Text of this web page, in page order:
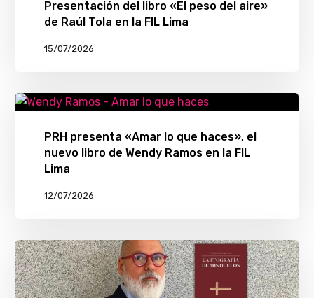
Presentación del libro «El peso del aire»
de Raúl Tola en la FIL Lima
15/07/2026
PRH presenta «Amar lo que haces», el
nuevo libro de Wendy Ramos en la FIL
Lima
12/07/2026